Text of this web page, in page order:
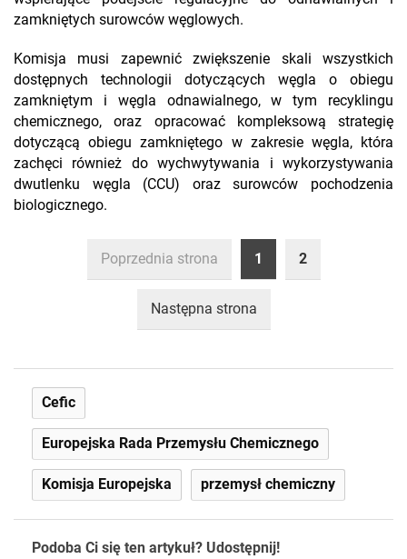
zamkniętych surowców węglowych.
Komisja musi zapewnić zwiększenie skali wszystkich
dostępnych technologii dotyczących węgla o obiegu
zamkniętym i węgla odnawialnego, w tym recyklingu
chemicznego, oraz opracować kompleksową strategię
dotyczącą obiegu zamkniętego w zakresie węgla, która
zachęci również do wychwytywania i wykorzystywania
dwutlenku węgla (CCU) oraz surowców pochodzenia
biologicznego.
Poprzednia strona 1 2
Następna strona
Cefic
Europejska Rada Przemysłu Chemicznego
Komisja Europejska przemysł chemiczny
Podoba Ci się ten artykuł? Udostępnij!